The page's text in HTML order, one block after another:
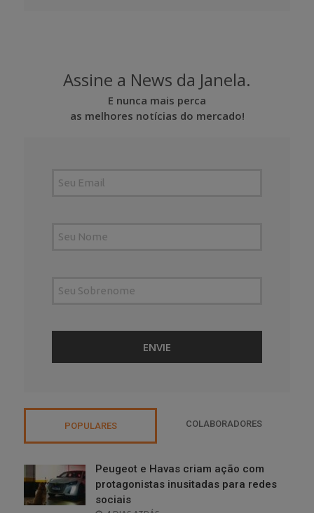
Assine a News da Janela.
E nunca mais perca
as melhores notícias do mercado!
POPULARES COLABORADORES
Peugeot e Havas criam ação com
protagonistas inusitadas para redes
sociais